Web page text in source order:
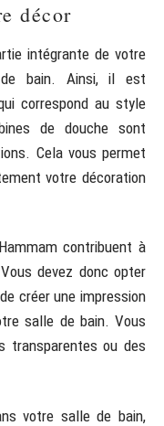
décor
intégrante de votre
bain. Ainsi, il est
correspond au style
de douche sont
Cela vous permet
votre décoration
contribuent à
devez donc opter
créer une impression
salle de bain. Vous
transparentes ou des
votre salle de bain,